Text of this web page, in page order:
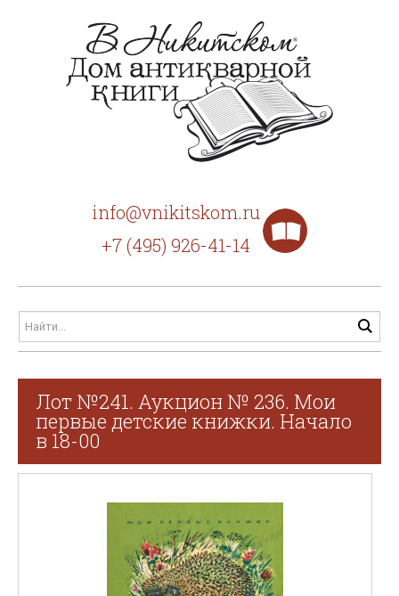
info@vnikitskom.ru
+7 (495) 926-41-14
Лот №241. Аукцион № 236. Мои
первые детские книжки. Начало
в 18-00